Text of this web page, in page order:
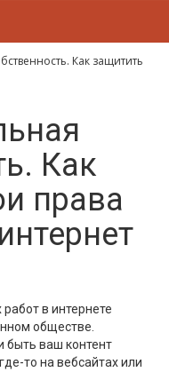
Как защитить
Как
права
в интернете
обществе.
быть ваш контент
то на вебсайтах или